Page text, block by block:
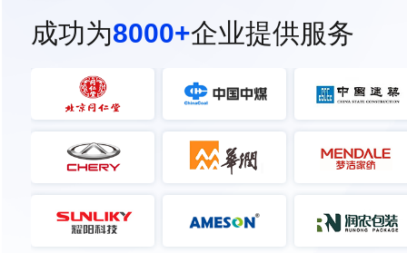
成功为8000+企业提供服务